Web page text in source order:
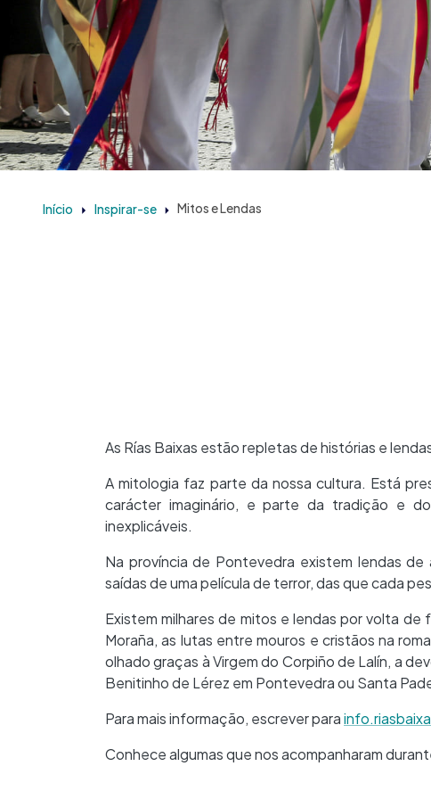
Início Inspirar-se Mitos e Lendas
As Rías Baixas estão repletas de histórias e
A mitologia faz parte da nossa cultura. Está
carácter imaginário, e parte da tradição e
inexplicáveis.
Na província de Pontevedra existem lendas
saídas de uma película de terror, das que cada
Existem milhares de mitos e lendas por volta de
Moraña, as lutas entre mouros e cristãos na
olhado graças à Virgem do Corpiño de Lalín, a
Benitinho de Lérez em Pontevedra ou Santa
Para mais informação, escrever para
Conhece algumas que nos acompanharam